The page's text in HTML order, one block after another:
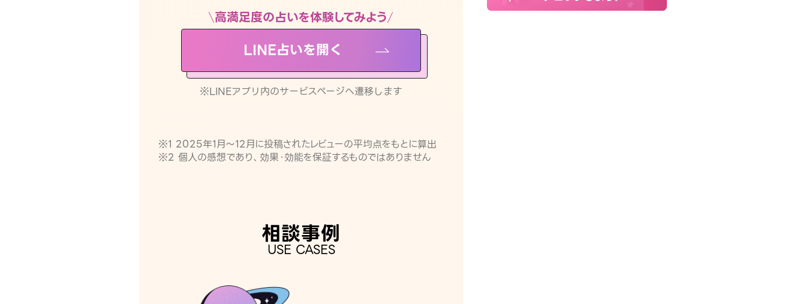
高満足度の占いを体験してみよう
LINE占いを開く
※LINEアプリ内のサービスページへ遷移します
※1 2025年1月〜12月に投稿されたレビューの平均点をもとに算出
※2 個人の感想であり、効果・効能を保証するものではありません
相談事例
USE CASES